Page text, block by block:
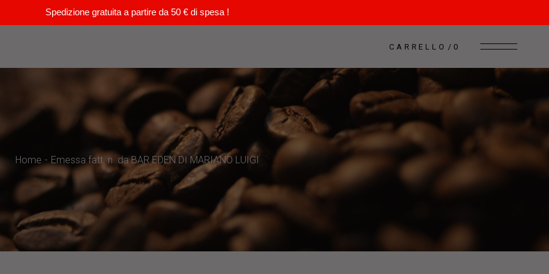
Spedizione gratuita a partire da 50 € di spesa !
CARRELLO 0
Home Emessa fatt. n. da BAR EDEN DI MARIANO LUIGI